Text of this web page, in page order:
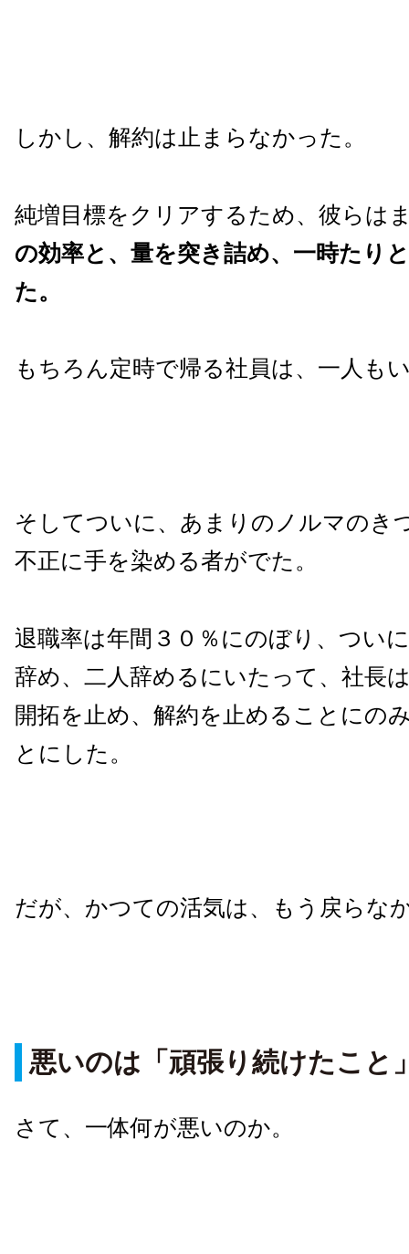
しかし、解約は止まらなかった。
純増目標をクリアするため、彼らは
の効率と、量を突き詰め、一時たり
た。
もちろん定時で帰る社員は、一人も
そしてついに、あまりのノルマのき
不正に手を染める者がでた。
退職率は年間３０％にのぼり、つい
辞め、二人辞めるにいたって、社長
開拓を止め、解約を止めることにの
とにした。
だが、かつての活気は、もう戻らな
悪いのは「頑張り続けたこと
さて、一体何が悪いのか。